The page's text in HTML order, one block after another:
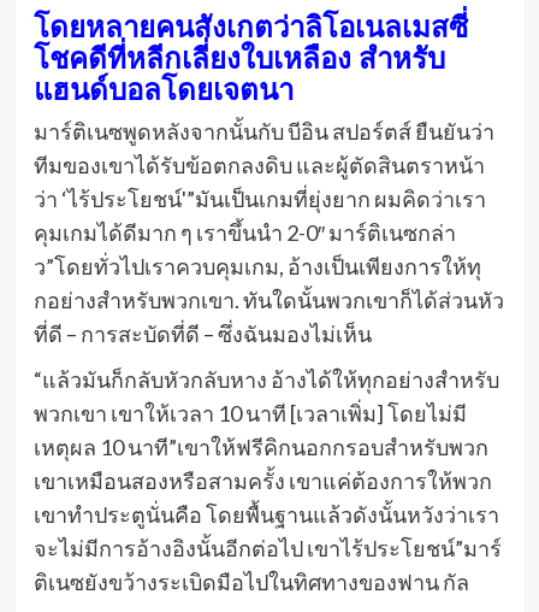
โดยหลายคนสังเกตว่าลิโอเนลเมสซี่
โชคดีที่หลีกเลี่ยงใบเหลือง สําหรับ
แฮนด์บอลโดยเจตนา
มาร์ติเนซพูดหลังจากนั้นกับ บีอิน สปอร์ตส์ ยืนยันว่า
ทีมของเขาได้รับข้อตกลงดิบ และผู้ตัดสินตราหน้า
ว่า ‘ไร้ประโยชน์'”มันเป็นเกมที่ยุ่งยาก ผมคิดว่าเรา
คุมเกมได้ดีมาก ๆ เราขึ้นนํา 2-0″ มาร์ติเนซกล่า
ว”โดยทั่วไปเราควบคุมเกม, อ้างเป็นเพียงการให้ทุ
กอย่างสําหรับพวกเขา. ทันใดนั้นพวกเขาก็ได้ส่วนหัว
ที่ดี – การสะบัดที่ดี – ซึ่งฉันมองไม่เห็น
“แล้วมันก็กลับหัวกลับหาง อ้างได้ให้ทุกอย่างสําหรับ
พวกเขา เขาให้เวลา 10 นาที [เวลาเพิ่ม] โดยไม่มี
เหตุผล 10 นาที”เขาให้ฟรีคิกนอกกรอบสําหรับพวก
เขาเหมือนสองหรือสามครั้ง เขาแค่ต้องการให้พวก
เขาทําประตูนั่นคือ โดยพื้นฐานแล้วดังนั้นหวังว่าเรา
จะไม่มีการอ้างอิงนั้นอีกต่อไป เขาไร้ประโยชน์”มาร์
ติเนซยังขว้างระเบิดมือไปในทิศทางของฟาน กัล